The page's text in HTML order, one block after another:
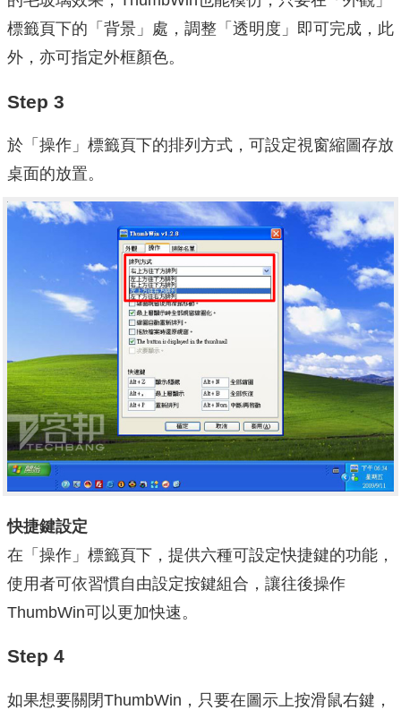
標籤頁下的「背景」處，調整「透明度」即可完成，此
外，亦可指定外框顏色。
Step 3
於「操作」標籤頁下的排列方式，可設定視窗縮圖存放
桌面的放置。
快捷鍵設定
在「操作」標籤頁下，提供六種可設定快捷鍵的功能，
使用者可依習慣自由設定按鍵組合，讓往後操作
ThumbWin可以更加快速。
Step 4
如果想要關閉ThumbWin，只要在圖示上按滑鼠右鍵，